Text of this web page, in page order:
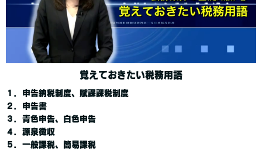
覚えておきたい税務用語
１．申告納税制度、賦課課税制度
２．申告書
３．青色申告、白色申告
４．源泉徴収
５．一般課税、簡易課税